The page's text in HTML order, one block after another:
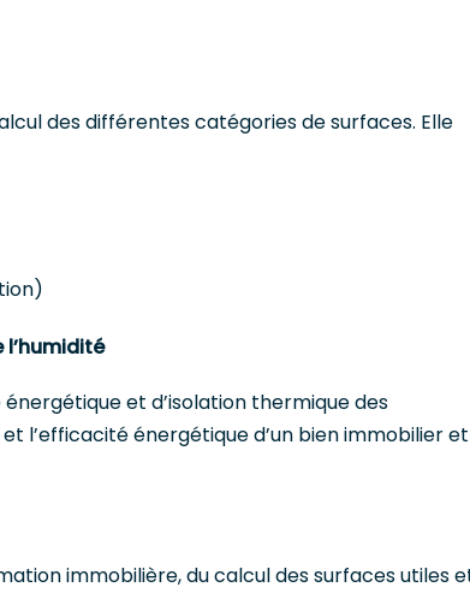
des différentes catégories de surfaces. Elle
et d’isolation thermique des
l’efficacité énergétique d’un bien immobilier et
immobilière, du calcul des surfaces utiles